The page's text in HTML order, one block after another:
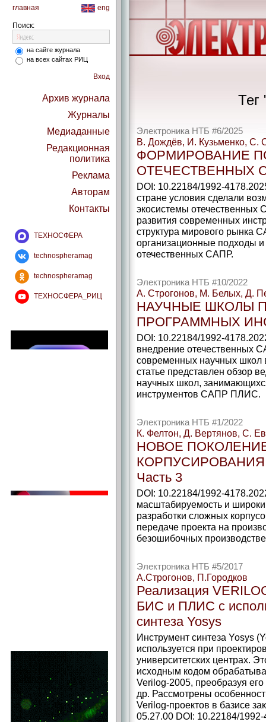
главная eng
Поиск:
на сайте журнала
на всех сайтах РИЦ
Вход
Архив журнала
Журналы
Медиаданные
Редакционная
политика
Реклама
Авторам
Контакты
ТЕХНОСФЕРА
technospheramag
technospheramag
ТЕХНОСФЕРА_РИЦ
Тег
Электроника НТБ #6/2025
В. Дождёв, И. Кузьменко, С.
ФОРМИРОВАНИЕ
ОТЕЧЕСТВЕННЫХ
DOI: 10.22184/1992-
стране условия сделали
экосистемы отечественных
развития современных
структура мирового рынка
организационные подходы
отечественных САПР.
Электроника НТБ #10/2022
А. Строгонов, М. Белых, Д.
НАУЧНЫЕ ШКОЛЫ
ПРОГРАММНЫХ
DOI: 10.22184/1992-
внедрение отечественных
современных научных школ
статье представлен обзор
научных школ,
инструментов САПР ПЛИС.
Электроника НТБ #1/2022
К. Фелтон, Д. Вертянов, С.
НОВОЕ
Часть 3
DOI: 10.22184/1992-
масштабируемость и
разработки сложных
передаче проекта на
безошибочных
Электроника НТБ #5/2017
А.Строгонов, П.Городков
Реализация
БИС и ПЛИС с
синтеза Yosys
Инструмент синтеза Yosys
используется при
университетских центрах.
исходным кодом
Verilog-2005, преобразуя
др. Рассмотрены
Verilog-проектов в базисе
05.27.00 DOI: 10.22184/